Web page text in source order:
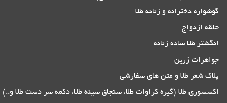
گوشواره دخترانه و زنانه طلا
حلقه ازدواج
انگشتر طلا ساده زنانه
جواهرات زرین
پلاک شعر طلا و متن های سفارشی
اکسسوری طلا (گیره کراوات طلا، سنجاق سینه طلا، دکمه سر دست طلا و..)